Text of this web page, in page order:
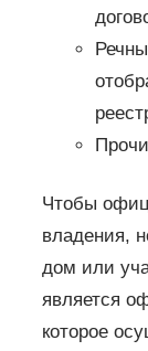
Чтобы
владения,
дом или
является
которое